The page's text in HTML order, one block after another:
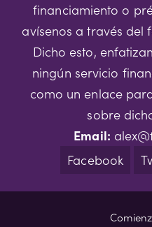
financiamiento o
avísenos a través del
Dicho esto,
ningún servicio
como un enlace
sobre
Email:
Facebook